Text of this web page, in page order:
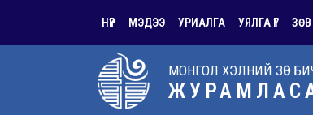
НҮҮР МЭДЭЭ УРИАЛГА УЯЛГА ҮГ
МОНГОЛ ХЭЛНИЙ ЗӨВ